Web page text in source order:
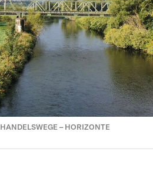
HANDELSWEGE – HORIZONTE